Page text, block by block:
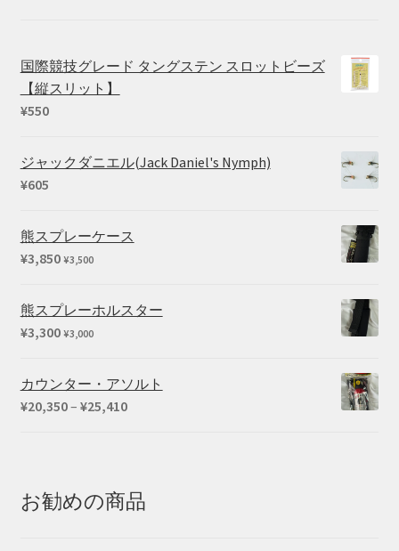
国際競技グレード タングステン スロットビーズ
【縦スリット】
¥550
ジャックダニエル(Jack Daniel's Nymph)
¥605
熊スプレーケース
¥3,850 ¥3,500
熊スプレーホルスター
¥3,300 ¥3,000
カウンター・アソルト
¥20,350– ¥25,410価
–
¥25,410
お勧めの商品